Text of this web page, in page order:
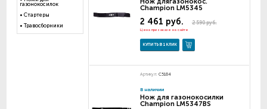
газонокосилок
Стартеры
Травосборники
Champion LM5345
2 590 руб.
2 461 руб.
Цена при заказе на сайте
КУПИТЬ В 1 КЛИК
Артикул: C5184
В наличии
Нож для газонокосилки
Champion LM5347BS